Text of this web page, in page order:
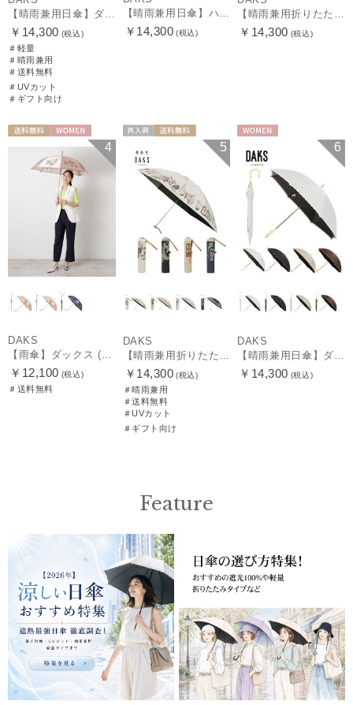
￥14,300 (税込)
＃軽量
＃晴雨兼用
＃送料無料
＃UVカット
＃ギフト向け
￥14,300 (税込) ￥14,300 (税込)
4
DAKS
【雨傘】ダックス (DAKS) ダックスベア サテン
￥12,100 (税込)
＃送料無料
ギフト向け
5
DAKS
【晴雨兼用折りたたみ日傘】ダックス（DAKS）街並み 遮光100％ UV100％ 軽量 日本製
￥14,300 (税込)
＃晴雨兼用
＃送料無料
＃UVカット
＃ギフト向け
6
DAKS
【晴雨兼用日傘】ダックス（DAKS）ロゴジャガード×刺繍 遮光99.99％ UV99％ 日本製
￥14,300 (税込)
Feature